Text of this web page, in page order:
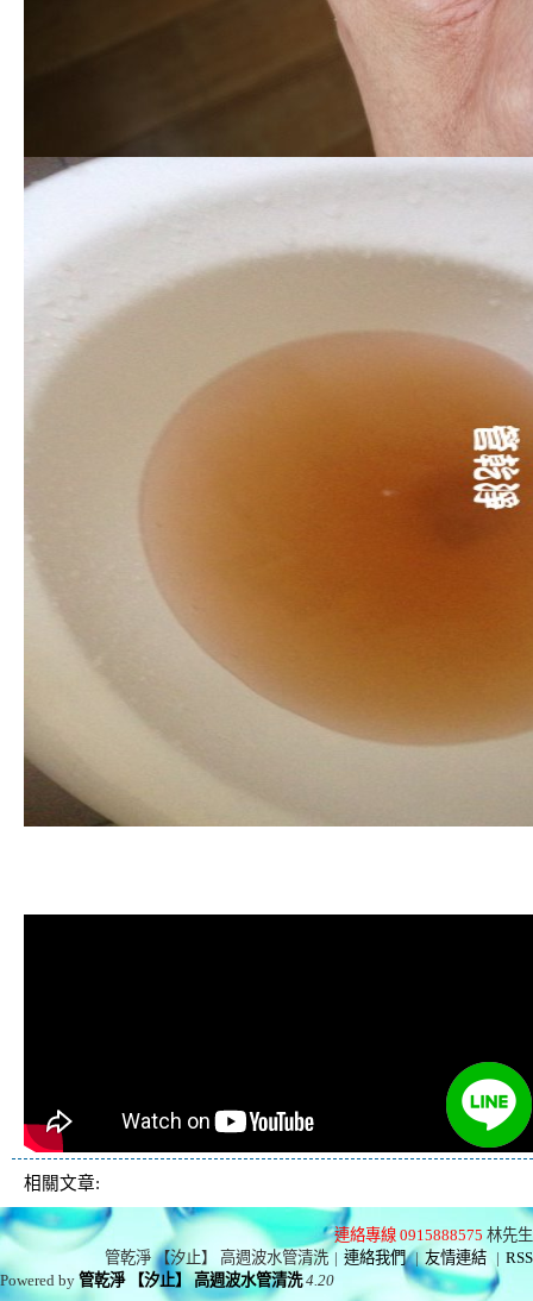
相關文章:
連絡專線 0915888575 林先生
管乾淨 【汐止】 高週波水管清洗 | 連絡我們 | 友情連結 | RSS
Powered by管乾淨 【汐止】 高週波水管清洗 4.20